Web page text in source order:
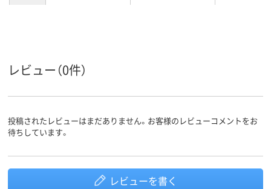
レビュー（0件）
投稿されたレビューはまだありません。お客様のレビューコメントをお
待ちしています。
レビューを書く